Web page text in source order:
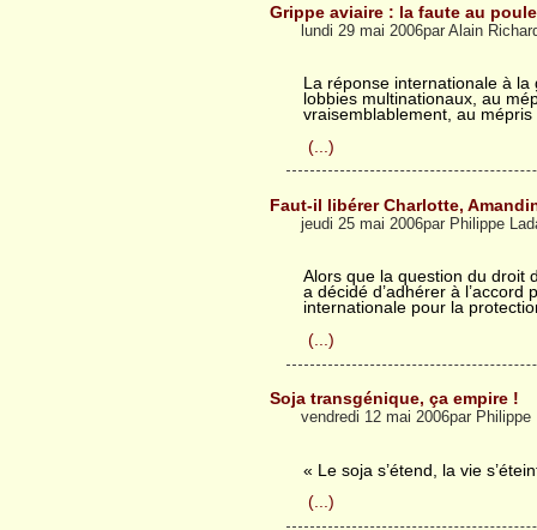
Grippe aviaire : la faute au
lundi 29 mai 2006par Alain
La réponse internationale à
lobbies multinationaux, au
vraisemblablement, au mépris
(...)
Faut-il libérer Charlotte,
jeudi 25 mai 2006par Philippe
Alors que la question du droit
a décidé d’adhérer à
internationale pour la
(...)
Soja transgénique, ça empire !
vendredi 12 mai 2006par Philippe
« Le soja s’étend, la vie
(...)